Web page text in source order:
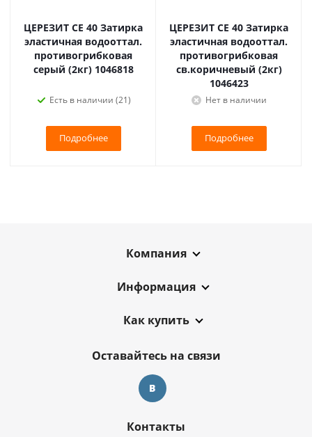
ЦЕРЕЗИТ CE 40 Затирка
эластичная водооттал.
противогрибковая
серый (2кг) 1046818
Есть в наличии (21)
Подробнее
ЦЕРЕЗИТ CE 40 Затирка
эластичная водооттал.
противогрибковая
св.коричневый (2кг)
1046423
Нет в наличии
Подробнее
Компания
Информация
Как купить
Оставайтесь на связи
Контакты